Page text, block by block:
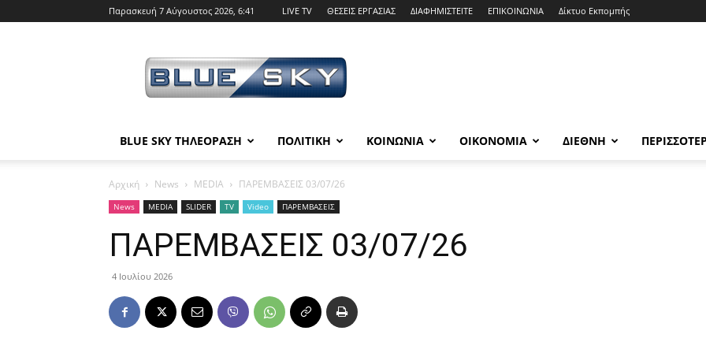
Παρασκευή 7 Αύγουστος 2026, 6:41 LIVE TV ΘΕΣΕΙΣ ΕΡΓΑΣΙΑΣ ΔΙΑΦΗΜΙΣΤΕΙΤΕ ΕΠΙΚΟΙΝΩΝΙΑ Δίκτυο Εκπομπής
SKY
BLUE SKY ΤΗΛΕΟΡΑΣΗ ΠΟΛΙΤΙΚΗ ΚΟΙΝΩΝΙΑ ΟΙΚΟΝΟΜΙΑ ΔΙΕΘΝΗ
Αρχική News MEDIA ΠΑΡΕΜΒΑΣΕΙΣ 03/07/26
News MEDIA SLIDER TV Video ΠΑΡΕΜΒΑΣΕΙΣ
ΠΑΡΕΜΒΑΣΕΙΣ 03/07/26
4 Ιουλίου 2026